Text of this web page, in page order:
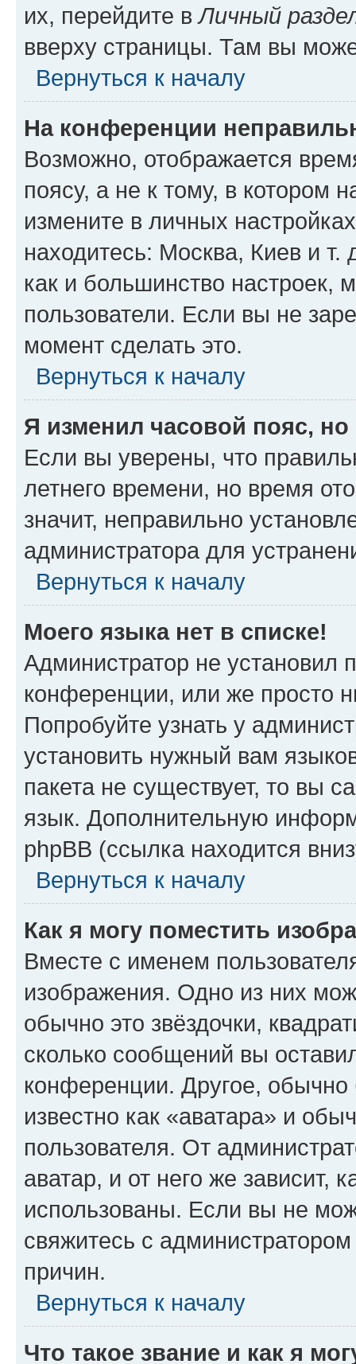
их, перейдите вЛичный
вверху страницы. Там вы
Вернуться к началу
На конференции
Возможно, отображается
поясу, а не к тому, в котором
измените в личных
находитесь: Москва, Киев и т.
как и большинство настроек,
пользователи. Если вы не
момент сделать это.
Вернуться к началу
Я изменил часовой пояс,
Если вы уверены, что
летнего времени, но время
значит, неправильно
администратора для
Вернуться к началу
Моего языка нет в списке!
Администратор не установил
конференции, или же просто
Попробуйте узнать у
установить нужный вам
пакета не существует, то вы
язык. Дополнительную
phpBB (ссылка находится
Вернуться к началу
Как я могу поместить
Вместе с именем
изображения. Одно из них
обычно это звёздочки,
сколько сообщений вы
конференции. Другое,
известно как «аватара» и
пользователя. От
аватар, и от него же зависит,
использованы. Если вы не
свяжитесь с
причин.
Вернуться к началу
Что такое звание и как я